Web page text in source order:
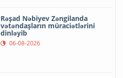
Rəşad Nəbiyev Zəngilanda
vətəndaşların müraciətlərini
dinləyib
06-08-2026